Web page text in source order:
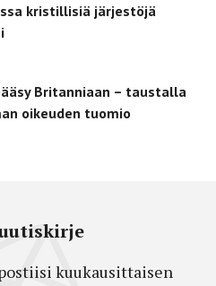
kristillisiä järjestöjä
Britanniaan – taustalla
oikeuden tuomio
kuukausittaisen